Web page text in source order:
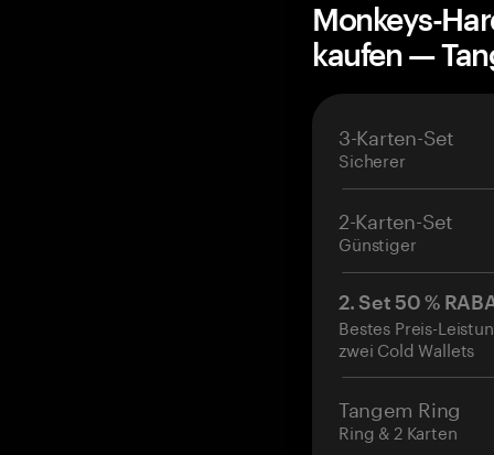
Monkeys-
kaufen —
3-Karten-Set
Sicherer
2-Karten-Set
Günstiger
2. Set 50 %
Bestes Preis-
zwei Cold Wallets
Tangem Ring
Ring & 2 Karten